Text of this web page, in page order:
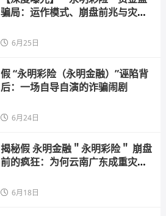
骗局：运作模式、崩盘前兆与灾难
6月25日
假 “永明彩险（永明金融）”诬陷背
后：一场自导自演的诈骗闹剧
6月24日
揭秘假 永明金融＂永明彩险＂ 崩盘
前的疯狂：为何云南广东成重灾
6月18日